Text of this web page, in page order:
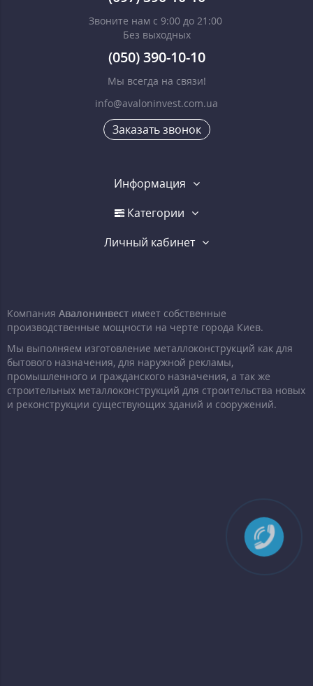
Звоните нам с 9:00 до 21:00
Без выходных
(050) 390-10-10
Мы всегда на связи!
info@avaloninvest.com.ua
Заказать звонок
Информация
Категории
Личный кабинет
Компания Авалонинвест имеет собственные
производственные мощности на черте города Киев.
Мы выполняем изготовление металлоконструкций как для
бытового назначения, для наружной рекламы,
промышленного и гражданского назначения, а так же
строительных металлоконструкций для строительства новых
и реконструкции существующих зданий и сооружений.